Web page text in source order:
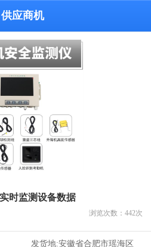
供应商机
时监测设备数据
浏览次数： 442次
发货地:安徽省合肥市瑶海区